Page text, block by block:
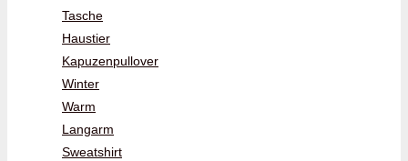
Tasche
Haustier
Kapuzenpullover
Winter
Warm
Langarm
Sweatshirt